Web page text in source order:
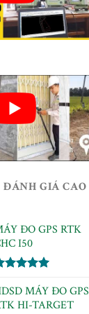
ĐÁNH GIÁ CAO
ĐO GPS RTK
I50
5.00
sao
MÁY ĐO GPS
HI-TARGET